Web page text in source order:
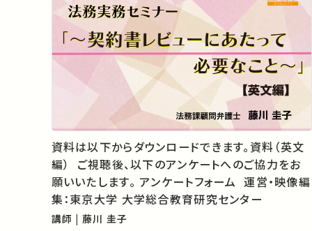
資料は以下からダウンロードできます。資料（英文
編） ご視聴後、以下のアンケートへのご協力をお
願いいたします。 アンケートフォーム 運営・映像編
集：東京大学 大学総合教育研究センター
講師 | 藤川 圭子